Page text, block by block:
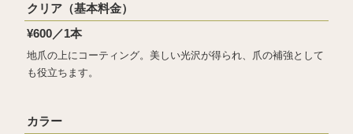
クリア（基本料金）
¥600／1本
地爪の上にコーティング。美しい光沢が得られ、爪の補強として
も役立ちます。
カラー